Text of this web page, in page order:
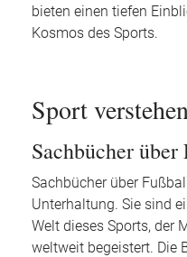
bieten einen tiefen
Kosmos des Sports.
Sport
Sachbücher über
Sachbücher über
Unterhaltung. Sie sind
Welt dieses Sports, der
weltweit begeistert. Die